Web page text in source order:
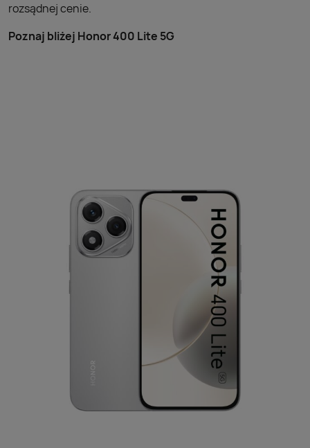
rozsądnej cenie.
Poznaj bliżej Honor 400 Lite 5G